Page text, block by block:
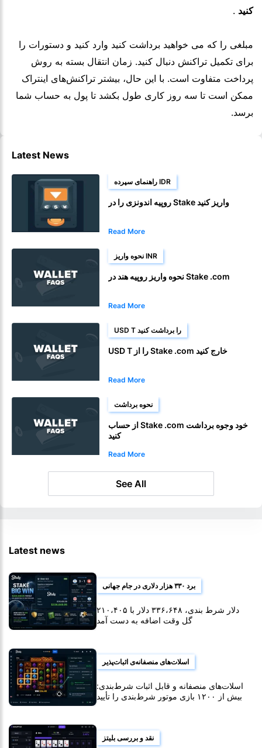
کنید .
مبلغی را که می خواهید برداشت کنید وارد کنید و دستورات را
برای تکمیل تراکنش دنبال کنید. زمان انتقال بسته به روش
پرداخت متفاوت است. با این حال، بیشتر تراکنش‌های اینتراک
ممکن است تا سه روز کاری طول بکشد تا پول به حساب شما
برسد.
Latest News
راهنمای سپرده IDR
روپیه اندونزی را در Stake واریز کنید
Read More
نحوه واریز INR
نحوه واریز روپیه هند در Stake .com
Read More
USD T را برداشت کنید
USD T را از Stake .com خارج کنید
Read More
نحوه برداشت
از حساب Stake .com خود وجوه برداشت
کنید
Read More
See All
Latest news
برد ۳۳۰ هزار دلاری در جام جهانی
۲۱۰،۴۰۵ دلار شرط بندی، ۳۳۶،۶۴۸ دلار با
گل وقت اضافه به دست آمد
اسلات‌های منصفانه‌ی اثبات‌پذیر
اسلات‌های منصفانه و قابل اثبات شرط‌بندی:
بیش از ۱۲۰۰ بازی موتور شرط‌بندی را تأیید
کنید
نقد و بررسی بلیتز